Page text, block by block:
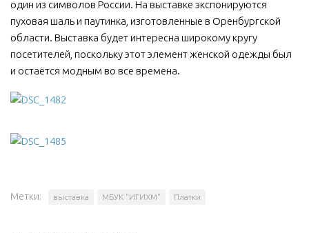
один из символов России. На выставке экспонируются
пуховая шаль и паутинка, изготовленные в Оренбургской
области. Выставка будет интересна широкому кругу
посетителей, поскольку этот элемент женской одежды был
и остаётся модным во все времена.
Метки: выставка МБУК "ИГИХМ" Платки